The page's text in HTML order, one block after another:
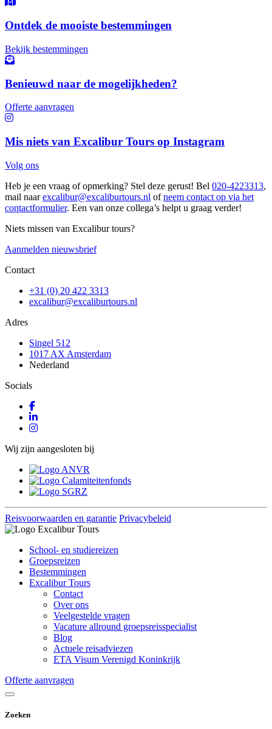
Ontdek de mooiste bestemmingen
Bekijk bestemmingen
Benieuwd naar de mogelijkheden?
Offerte aanvragen
Mis niets van Excalibur Tours op Instagram
Volg ons
Heb je een vraag of opmerking? Stel deze gerust! Bel 020-4223313,
mail naarexcalibur@excaliburtours.nl ofneem contact op via het
contactformulier. Een van onze collega’s helpt u graag verder!
Niets missen van Excalibur tours?
Aanmelden nieuwsbrief
Contact
+31 (0) 20 422 3313
excalibur@excaliburtours.nl
Adres
Singel 512
1017 AX Amsterdam
Nederland
Socials
Wij zijn aangesloten bij
Reisvoorwaarden en garantie Privacybeleid
School- en studiereizen
Groepsreizen
Bestemmingen
Excalibur Tours
Contact
Over ons
Veelgestelde vragen
Vacature allround groepsreisspecialist
Blog
Actuele reisadviezen
ETA Visum Verenigd Koninkrijk
Offerte aanvragen
Zoeken